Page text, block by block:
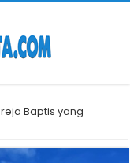
Baptis yang